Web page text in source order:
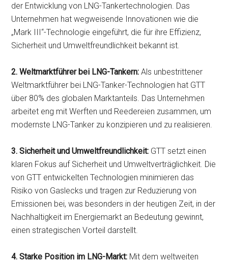
der Entwicklung von LNG-Tankertechnologien. Das
Unternehmen hat wegweisende Innovationen wie die
„Mark III“-Technologie eingeführt, die für ihre Effizienz,
Sicherheit und Umweltfreundlichkeit bekannt ist.
2. Weltmarktführer bei LNG-Tankern: Als unbestrittener
Weltmarktführer bei LNG-Tanker-Technologien hat GTT
über 80% des globalen Marktanteils. Das Unternehmen
arbeitet eng mit Werften und Reedereien zusammen, um
modernste LNG-Tanker zu konzipieren und zu realisieren.
3. Sicherheit und Umweltfreundlichkeit: GTT setzt einen
klaren Fokus auf Sicherheit und Umweltverträglichkeit. Die
von GTT entwickelten Technologien minimieren das
Risiko von Gaslecks und tragen zur Reduzierung von
Emissionen bei, was besonders in der heutigen Zeit, in der
Nachhaltigkeit im Energiemarkt an Bedeutung gewinnt,
einen strategischen Vorteil darstellt.
4. Starke Position im LNG-Markt: Mit dem weltweiten